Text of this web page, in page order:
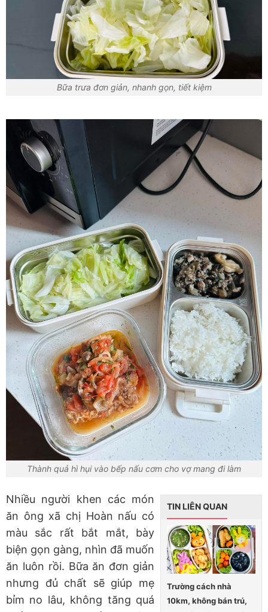
Bữa trưa đơn giản, nhanh gọn, tiết kiệm
Thành quả hì hụi vào bếp nấu cơm cho vợ mang đi làm
TIN LIÊN QUAN
Trường cách nhà
10km, không bán trú,
Nhiều người khen các món
ăn ông xã chị Hoàn nấu có
màu sắc rất bắt mắt, bày
biện gọn gàng, nhìn đã muốn
ăn luôn rồi. Bữa ăn đơn giản
nhưng đủ chất sẽ giúp mẹ
bỉm no lâu, không tăng quá